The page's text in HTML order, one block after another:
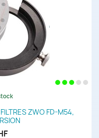
ZWO FD-M54,